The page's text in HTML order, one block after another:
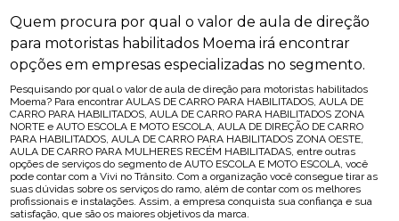
Quem procura por qual o valor de aula de direção
para motoristas habilitados Moema irá encontrar
opções em empresas especializadas no segmento.
Pesquisando por qual o valor de aula de direção para motoristas habilitados
Moema? Para encontrar AULAS DE CARRO PARA HABILITADOS, AULA DE
CARRO PARA HABILITADOS, AULA DE CARRO PARA HABILITADOS ZONA
NORTE e AUTO ESCOLA E MOTO ESCOLA, AULA DE DIREÇÃO DE CARRO
PARA HABILITADOS, AULA DE CARRO PARA HABILITADOS ZONA OESTE,
AULA DE CARRO PARA MULHERES RECÉM HABILITADAS, entre outras
opções de serviços do segmento de AUTO ESCOLA E MOTO ESCOLA, você
pode contar com a Vivi no Trânsito. Com a organização você consegue tirar as
suas dúvidas sobre os serviços do ramo, além de contar com os melhores
profissionais e instalações. Assim, a empresa conquista sua confiança e sua
satisfação, que são os maiores objetivos da marca.